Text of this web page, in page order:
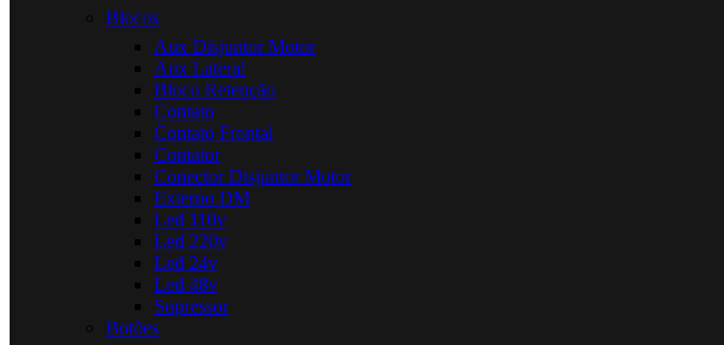
Blocos
Aux Disjuntor Motor
Aux Lateral
Bloco Retenção
Contato
Contato Frontal
Contator
Conector Disjuntor Motor
Externo DM
Led 110v
Led 220v
Led 24v
Led 48v
Supressor
Botões